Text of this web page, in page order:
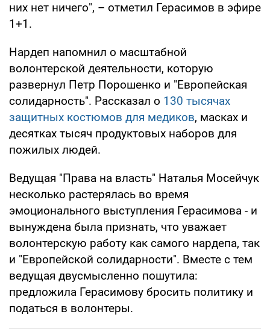
них нет ничего", – отметил Герасимов в эфире
1+1.
Нардеп напомнил о масштабной
волонтерской деятельности, которую
развернул Петр Порошенко и "Европейская
солидарность". Рассказал о 130 тысячах
защитных костюмов для медиков, масках и
десятках тысяч продуктовых наборов для
пожилых людей.
Ведущая "Права на власть" Наталья Мосейчук
несколько растерялась во время
эмоционального выступления Герасимова - и
вынуждена была признать, что уважает
волонтерскую работу как самого нардепа, так
и "Европейской солидарности". Вместе с тем
ведущая двусмысленно пошутила:
предложила Герасимову бросить политику и
податься в волонтеры.